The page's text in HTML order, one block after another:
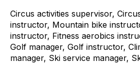
Circus activities supervisor,
instructor, Mountain bike
instructor, Fitness aerobics
Golf manager, Golf instructor,
manager, Ski service manager,